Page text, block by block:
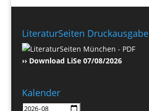
LiteraturSeiten Druckausgabe
›› Download LiSe 07/08/2026
Kalender